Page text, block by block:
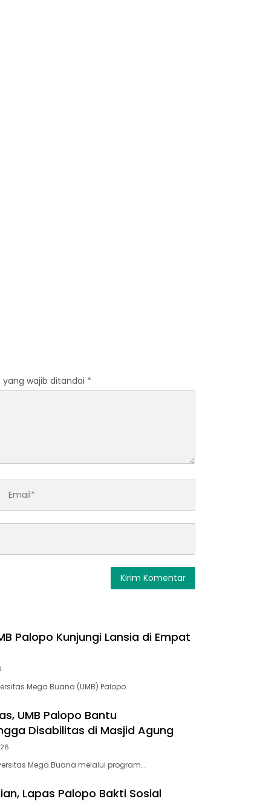
yang wajib ditandai *
Palopo Kunjungi Lansia di Empat
Mega Buana (UMB) Palopo…
UMB Palopo Bantu
Disabilitas di Masjid Agung
Mega Buana melalui program…
Lapas Palopo Bakti Sosial